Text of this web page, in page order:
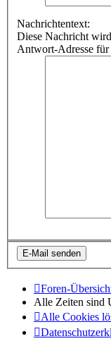
Nachrichtentext:
Diese Nachricht
Antwort-Adresse
Foren-
Alle Zeiten sind
Alle Cookies